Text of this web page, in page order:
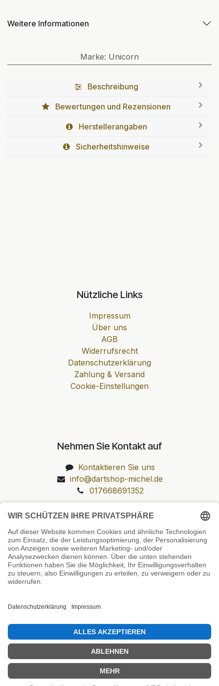
Weitere Informationen
Marke: Unicorn
Beschreibung
Bewertungen und Rezensionen
Herstellerangaben
Sicherheitshinweise
Nützliche Links
Impressum
Über uns
AGB
Widerrufsrecht
Datenschutzerklärung
Zahlung & Versand
Cookie-Einstellungen
Nehmen Sie Kontakt auf
Kontaktieren Sie uns
info@dartshop-michel.de
017668691352
Unsere Prüfsiegel